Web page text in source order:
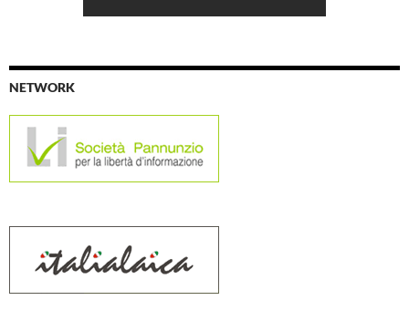
NETWORK